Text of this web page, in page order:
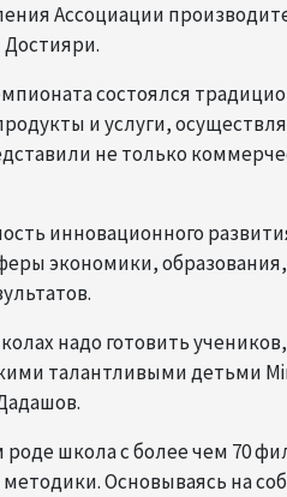
Ассоциации
состоялся
и услуги,
не только
инновационного
экономики,
надо готовить
талантливыми детьми
роде школа с более чем 70
Основываясь на